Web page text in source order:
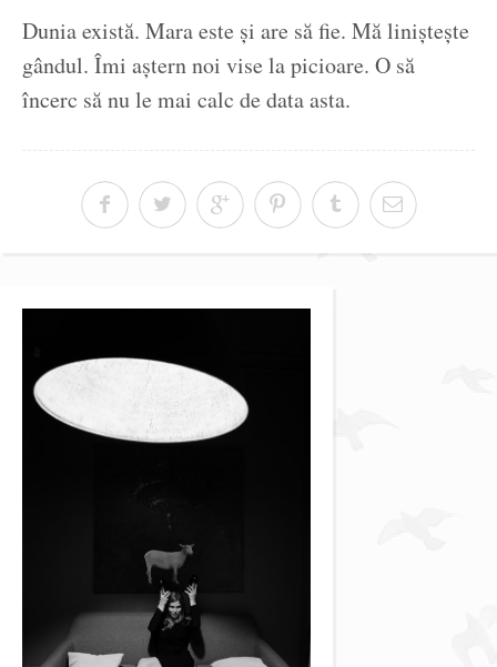
Dunia există. Mara este și are să fie. Mă liniștește
gândul. Îmi aștern noi vise la picioare. O să
încerc să nu le mai calc de data asta.